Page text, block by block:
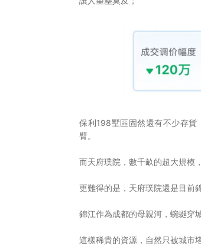
保利198墅區固然還有不少存貨
臂。
而天府璞院，數千畝的超大規模
更難得的是，天府璞院還是目前
錦江作為成都的母親河，蜿蜒穿
這樣稀貴的資源，自然只被城市